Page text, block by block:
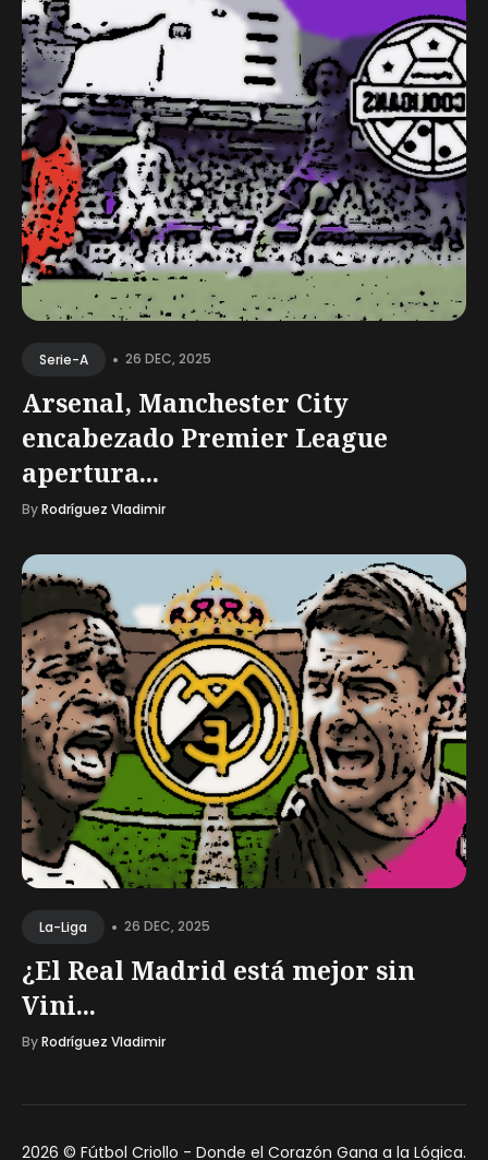
Serie-A • 26 DEC, 2025
Arsenal, Manchester City
encabezado Premier League
apertura...
ByRodríguez Vladimir
La-Liga • 26 DEC, 2025
¿El Real Madrid está mejor sin
Vini...
ByRodríguez Vladimir
2026 © Fútbol Criollo - Donde el Corazón Gana a la Lógica.